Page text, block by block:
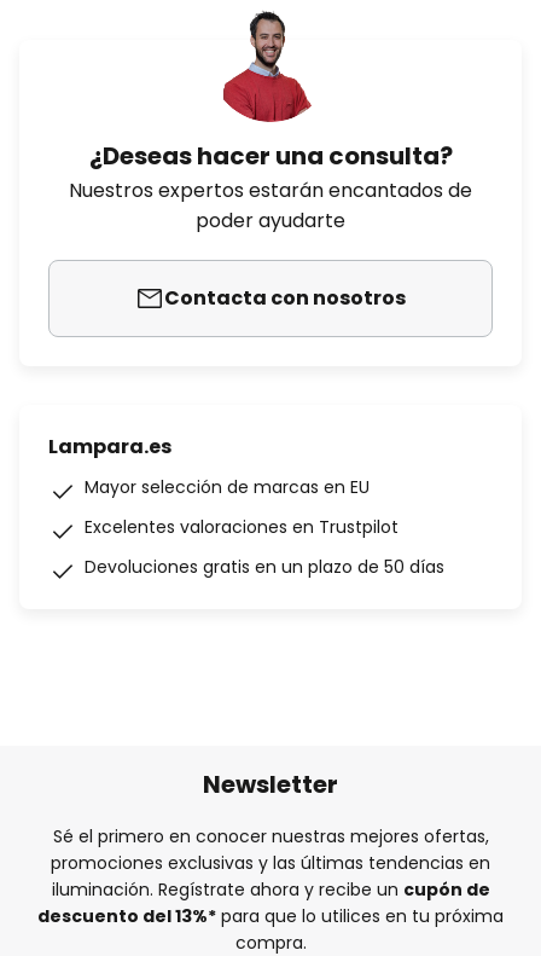
¿Deseas hacer una consulta?
Nuestros expertos estarán encantados de
poder ayudarte
Contacta con nosotros
Lampara.es
Mayor selección de marcas en EU
Excelentes valoraciones en Trustpilot
Devoluciones gratis en un plazo de 50 días
Newsletter
Sé el primero en conocer nuestras mejores ofertas,
promociones exclusivas y las últimas tendencias en
iluminación. Regístrate ahora y recibe un cupón de
descuento del13%* para que lo utilices en tu próxima
compra.